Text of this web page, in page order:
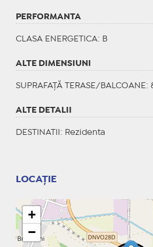
PERFORMANTA
CLASA ENERGETICA: B
ALTE DIMENSIUNI
SUPRAFAȚĂ TERASE/BALCOANE:
ALTE DETALII
DESTINATII : Rezidenta
LOCAȚIE
+
−